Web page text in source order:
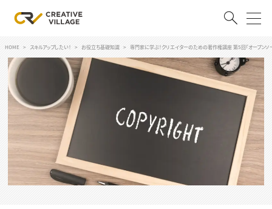
ログイン 会員登録
クリエイター求人を探す
CREATIVE JOB求人検索
特集求人
採用説明会
HOME スキルアップしたい！ お役立ち基礎知識 専門家に学ぶ！クリエイターのための著作権講座 第5回「オープンソ